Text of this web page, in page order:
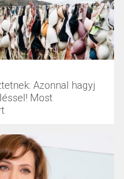
Azonnal hagyj
Most